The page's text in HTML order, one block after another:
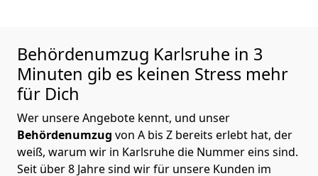
Behördenumzug Karlsruhe in 3
Minuten gib es keinen Stress mehr
für Dich
Wer unsere Angebote kennt, und unser
Behördenumzug von A bis Z bereits erlebt hat, der
weiß, warum wir in Karlsruhe die Nummer eins sind.
Seit über 8 Jahre sind wir für unsere Kunden im